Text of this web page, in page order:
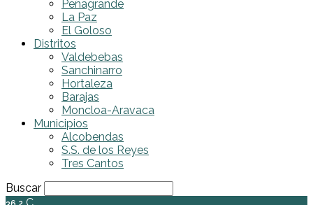
Peñagrande
La Paz
El Goloso
Distritos
Valdebebas
Sanchinarro
Hortaleza
Barajas
Moncloa-Aravaca
Municipios
Alcobendas
S.S. de los Reyes
Tres Cantos
Buscar